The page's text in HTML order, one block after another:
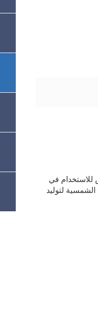
في
لتوليد